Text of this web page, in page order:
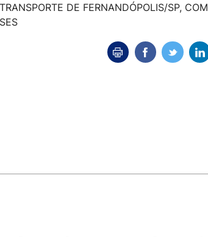
DE FERNANDÓPOLIS/SP, COM